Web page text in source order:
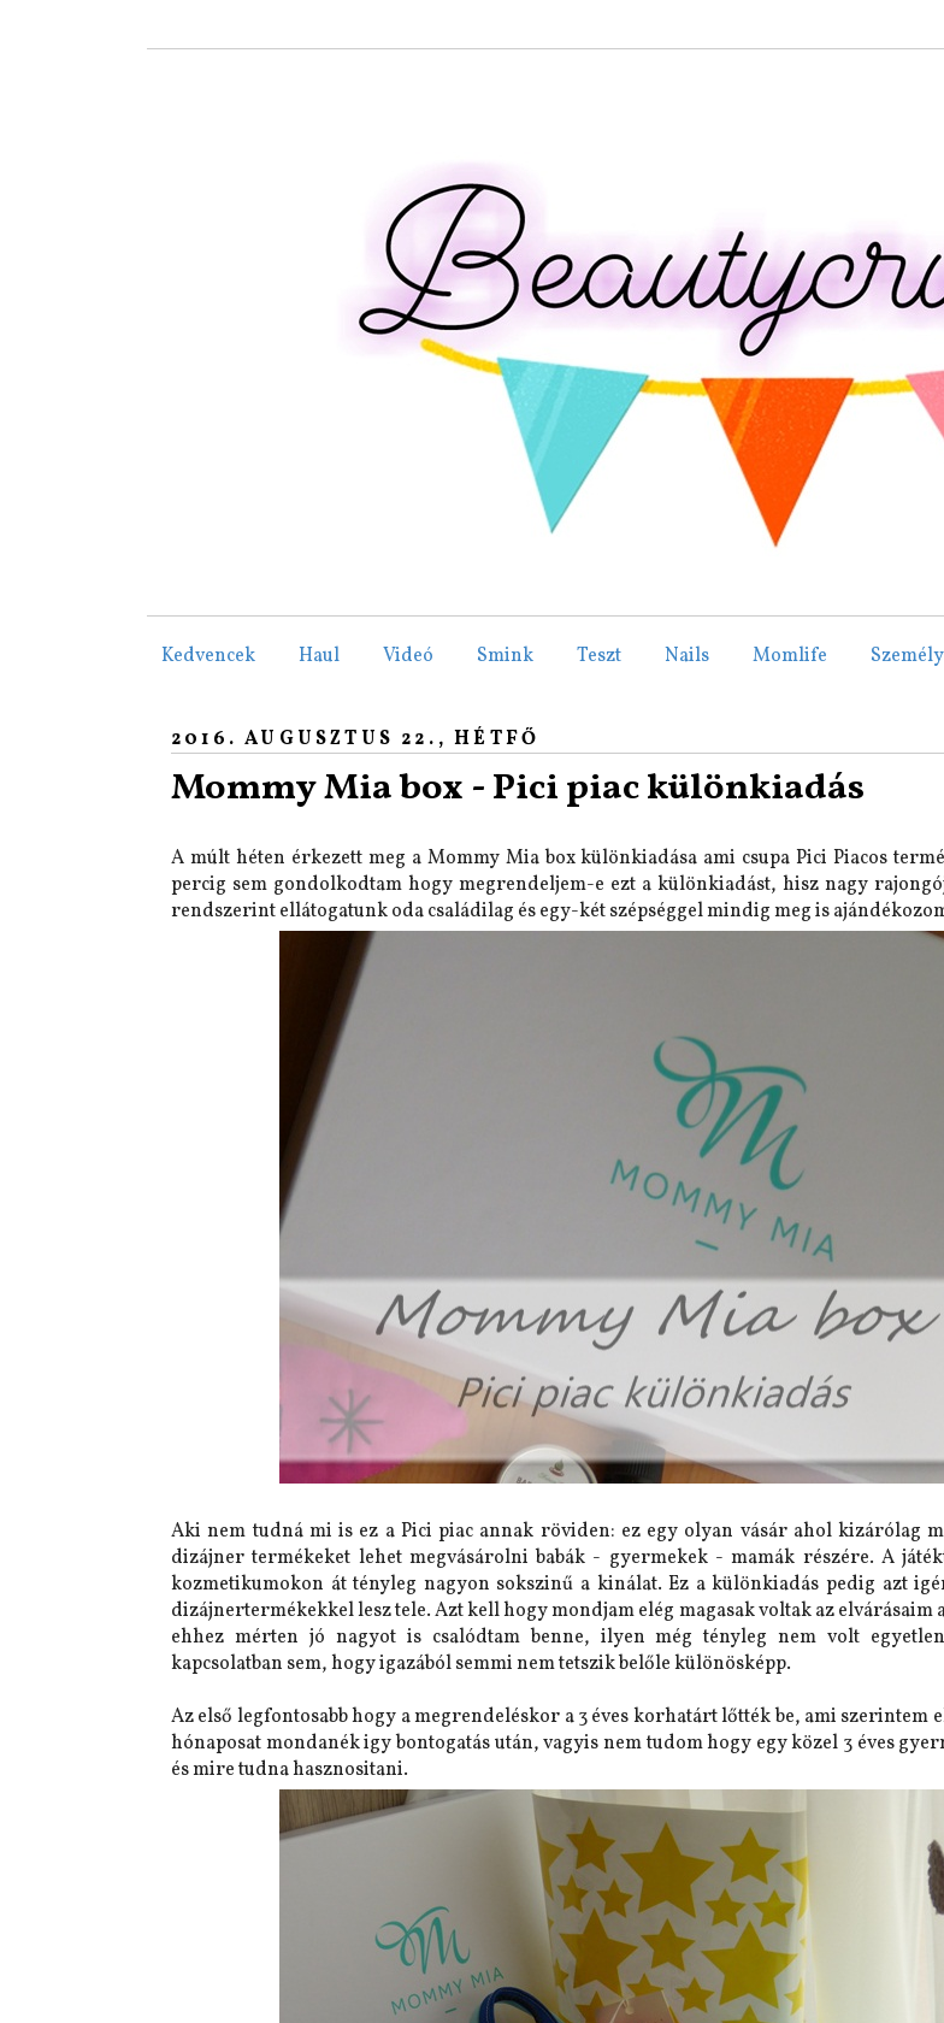
Kedvencek Haul Videó Smink Teszt Nails Momlife
2016. AUGUSZTUS 22., HÉTFŐ
Mommy Mia box - Pici piac különkiadás
A múlt héten érkezett meg a Mommy Mia box különkiadása ami csupa Pici Piacos
percig sem gondolkodtam hogy megrendeljem-e ezt a különkiadást, hisz nagy
rendszerint ellátogatunk oda családilag és egy-két szépséggel mindig meg is
Aki nem tudná mi is ez a Pici piac annak röviden: ez egy olyan vásár ahol kizárólag
dizájner termékeket lehet megvásárolni babák - gyermekek - mamák részére. A
kozmetikumokon át tényleg nagyon sokszinű a kinálat. Ez a különkiadás pedig azt
dizájnertermékekkel lesz tele. Azt kell hogy mondjam elég magasak voltak az elvárásaim
ehhez mérten jó nagyot is csalódtam benne, ilyen még tényleg nem volt
kapcsolatban sem, hogy igazából semmi nem tetszik belőle különösképp.
Az első legfontosabb hogy a megrendeléskor a 3 éves korhatárt lőtték be, ami szerintem
hónaposat mondanék igy bontogatás után, vagyis nem tudom hogy egy közel 3 éves
és mire tudna hasznositani.